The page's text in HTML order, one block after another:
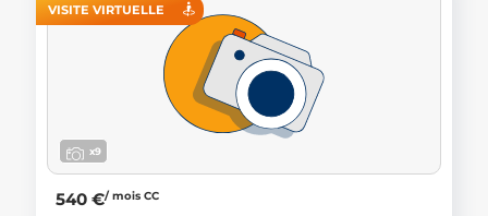
VISITE VIRTUELLE
x9
540 €/ mois CC